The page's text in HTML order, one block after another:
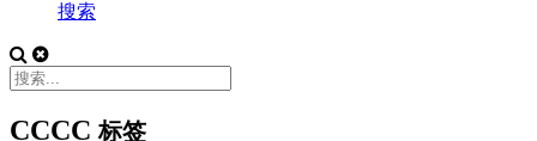
搜索
CCCC标签